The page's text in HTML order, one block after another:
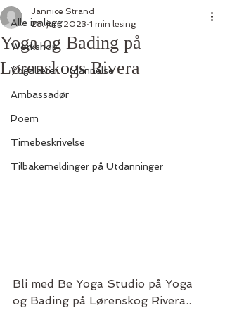
Alle innlegg
Workshop
Yogalærer Utdannelse
Ambassadør
Poem
Timebeskrivelse
Tilbakemeldinger på Utdanninger
Yoga og Bading på
Lørenskogs Rivera
Jannice Strand
28. juni 2023 1 min lesing
Bli med Be Yoga Studio på Yoga
og Bading på Lørenskog Rivera..